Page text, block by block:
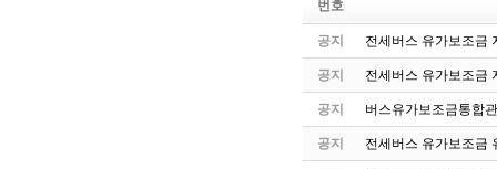
번호
공지 전세버스 유가보조금
공지 전세버스 유가보조금
공지 버스유가보조금통합
공지 전세버스 유가보조금